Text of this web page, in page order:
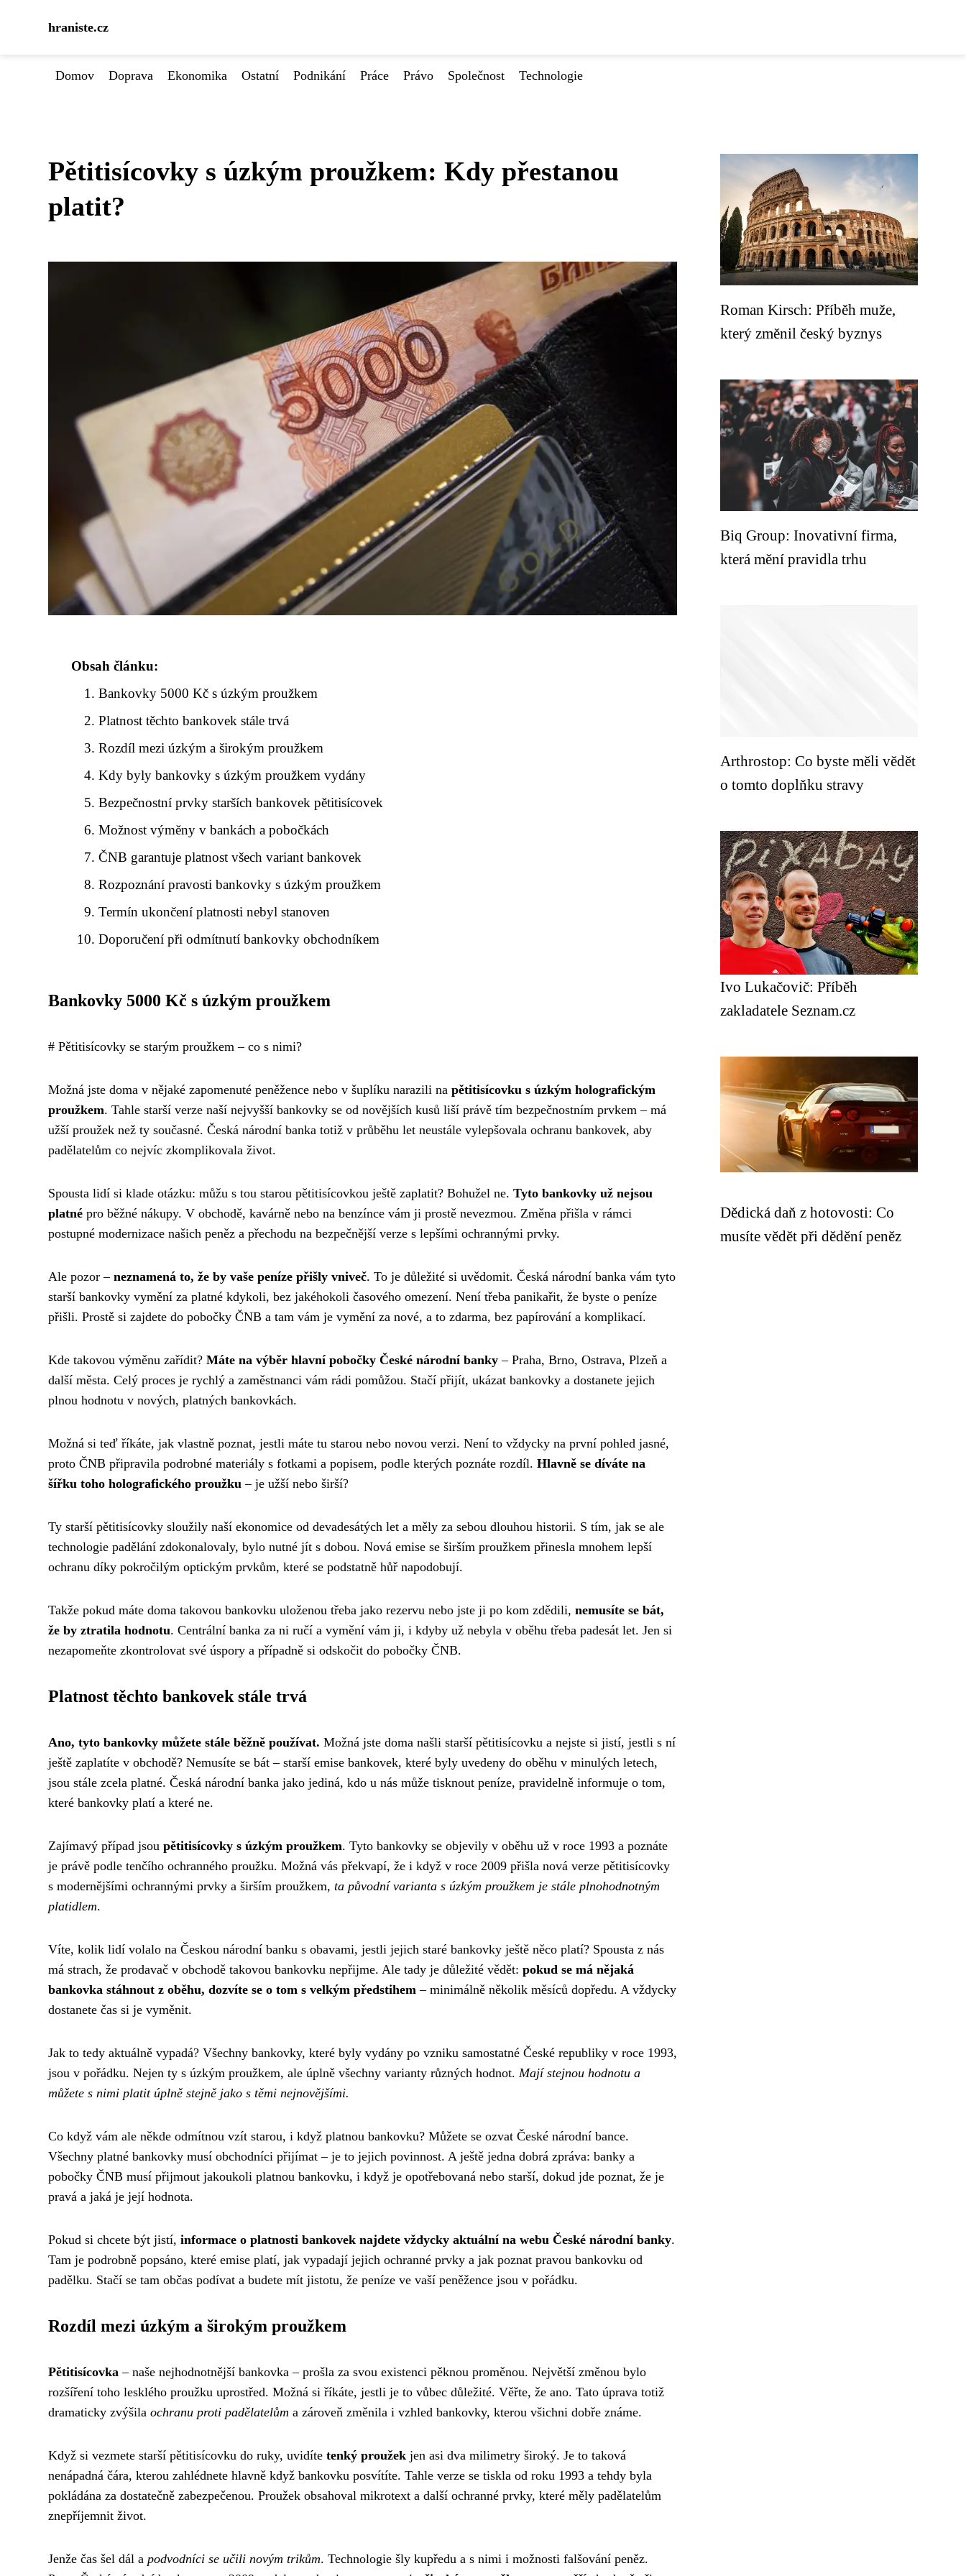
hraniste.cz
Domov Doprava Ekonomika Ostatní Podnikání Práce Právo Společnost Technologie
Pětitisícovky s úzkým proužkem: Kdy přestanou
platit?
Obsah článku:
Bankovky 5000 Kč s úzkým proužkem
Platnost těchto bankovek stále trvá
Rozdíl mezi úzkým a širokým proužkem
Kdy byly bankovky s úzkým proužkem vydány
Bezpečnostní prvky starších bankovek pětitisícovek
Možnost výměny v bankách a pobočkách
ČNB garantuje platnost všech variant bankovek
Rozpoznání pravosti bankovky s úzkým proužkem
Termín ukončení platnosti nebyl stanoven
Doporučení při odmítnutí bankovky obchodníkem
Bankovky 5000 Kč s úzkým proužkem
# Pětitisícovky se starým proužkem – co s nimi?
Možná jste doma v nějaké zapomenuté peněžence nebo v šuplíku narazili na pětitisícovku s úzkým holografickým
proužkem. Tahle starší verze naší nejvyšší bankovky se od novějších kusů liší právě tím bezpečnostním prvkem – má
užší proužek než ty současné. Česká národní banka totiž v průběhu let neustále vylepšovala ochranu bankovek, aby
padělatelům co nejvíc zkomplikovala život.
Spousta lidí si klade otázku: můžu s tou starou pětitisícovkou ještě zaplatit? Bohužel ne. Tyto bankovky už nejsou
platné pro běžné nákupy. V obchodě, kavárně nebo na benzínce vám ji prostě nevezmou. Změna přišla v rámci
postupné modernizace našich peněz a přechodu na bezpečnější verze s lepšími ochrannými prvky.
Ale pozor – neznamená to, že by vaše peníze přišly vniveč. To je důležité si uvědomit. Česká národní banka vám tyto
starší bankovky vymění za platné kdykoli, bez jakéhokoli časového omezení. Není třeba panikařit, že byste o peníze
přišli. Prostě si zajdete do pobočky ČNB a tam vám je vymění za nové, a to zdarma, bez papírování a komplikací.
Kde takovou výměnu zařídit? Máte na výběr hlavní pobočky České národní banky – Praha, Brno, Ostrava, Plzeň a
další města. Celý proces je rychlý a zaměstnanci vám rádi pomůžou. Stačí přijít, ukázat bankovky a dostanete jejich
plnou hodnotu v nových, platných bankovkách.
Možná si teď říkáte, jak vlastně poznat, jestli máte tu starou nebo novou verzi. Není to vždycky na první pohled jasné,
proto ČNB připravila podrobné materiály s fotkami a popisem, podle kterých poznáte rozdíl. Hlavně se díváte na
šířku toho holografického proužku – je užší nebo širší?
Ty starší pětitisícovky sloužily naší ekonomice od devadesátých let a měly za sebou dlouhou historii. S tím, jak se ale
technologie padělání zdokonalovaly, bylo nutné jít s dobou. Nová emise se širším proužkem přinesla mnohem lepší
ochranu díky pokročilým optickým prvkům, které se podstatně hůř napodobují.
Takže pokud máte doma takovou bankovku uloženou třeba jako rezervu nebo jste ji po kom zdědili, nemusíte se bát,
že by ztratila hodnotu. Centrální banka za ni ručí a vymění vám ji, i kdyby už nebyla v oběhu třeba padesát let. Jen si
nezapomeňte zkontrolovat své úspory a případně si odskočit do pobočky ČNB.
Platnost těchto bankovek stále trvá
Ano, tyto bankovky můžete stále běžně používat. Možná jste doma našli starší pětitisícovku a nejste si jistí, jestli s ní
ještě zaplatíte v obchodě? Nemusíte se bát – starší emise bankovek, které byly uvedeny do oběhu v minulých letech,
jsou stále zcela platné. Česká národní banka jako jediná, kdo u nás může tisknout peníze, pravidelně informuje o tom,
které bankovky platí a které ne.
Zajímavý případ jsou pětitisícovky s úzkým proužkem. Tyto bankovky se objevily v oběhu už v roce 1993 a poznáte
je právě podle tenčího ochranného proužku. Možná vás překvapí, že i když v roce 2009 přišla nová verze pětitisícovky
s modernějšími ochrannými prvky a širším proužkem, ta původní varianta s úzkým proužkem je stále plnohodnotným
platidlem.
Víte, kolik lidí volalo na Českou národní banku s obavami, jestli jejich staré bankovky ještě něco platí? Spousta z nás
má strach, že prodavač v obchodě takovou bankovku nepřijme. Ale tady je důležité vědět: pokud se má nějaká
bankovka stáhnout z oběhu, dozvíte se o tom s velkým předstihem – minimálně několik měsíců dopředu. A vždycky
dostanete čas si je vyměnit.
Jak to tedy aktuálně vypadá? Všechny bankovky, které byly vydány po vzniku samostatné České republiky v roce 1993,
jsou v pořádku. Nejen ty s úzkým proužkem, ale úplně všechny varianty různých hodnot. Mají stejnou hodnotu a
můžete s nimi platit úplně stejně jako s těmi nejnovějšími.
Co když vám ale někde odmítnou vzít starou, i když platnou bankovku? Můžete se ozvat České národní bance.
Všechny platné bankovky musí obchodníci přijímat – je to jejich povinnost. A ještě jedna dobrá zpráva: banky a
pobočky ČNB musí přijmout jakoukoli platnou bankovku, i když je opotřebovaná nebo starší, dokud jde poznat, že je
pravá a jaká je její hodnota.
Pokud si chcete být jistí, informace o platnosti bankovek najdete vždycky aktuální na webu České národní banky.
Tam je podrobně popsáno, které emise platí, jak vypadají jejich ochranné prvky a jak poznat pravou bankovku od
padělku. Stačí se tam občas podívat a budete mít jistotu, že peníze ve vaší peněžence jsou v pořádku.
Rozdíl mezi úzkým a širokým proužkem
Pětitisícovka – naše nejhodnotnější bankovka – prošla za svou existenci pěknou proměnou. Největší změnou bylo
rozšíření toho lesklého proužku uprostřed. Možná si říkáte, jestli je to vůbec důležité. Věřte, že ano. Tato úprava totiž
dramaticky zvýšila ochranu proti padělatelům a zároveň změnila i vzhled bankovky, kterou všichni dobře známe.
Když si vezmete starší pětitisícovku do ruky, uvidíte tenký proužek jen asi dva milimetry široký. Je to taková
nenápadná čára, kterou zahlédnete hlavně když bankovku posvítíte. Tahle verze se tiskla od roku 1993 a tehdy byla
pokládána za dostatečně zabezpečenou. Proužek obsahoval mikrotext a další ochranné prvky, které měly padělatelům
znepříjemnit život.
Jenže čas šel dál a podvodníci se učili novým trikům. Technologie šly kupředu a s nimi i možnosti falšování peněz.
Roman Kirsch: Příběh muže,
který změnil český byznys
Biq Group: Inovativní firma,
která mění pravidla trhu
Arthrostop: Co byste měli vědět
o tomto doplňku stravy
Ivo Lukačovič: Příběh
zakladatele Seznam.cz
Dědická daň z hotovosti: Co
musíte vědět při dědění peněz